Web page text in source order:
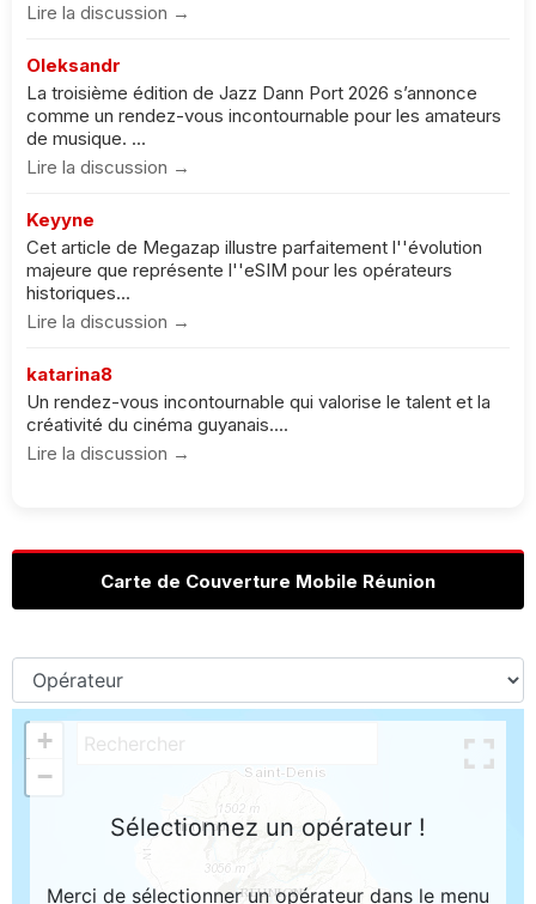
Lire la discussion →
Oleksandr
La troisième édition de Jazz Dann Port 2026 s’annonce
comme un rendez-vous incontournable pour les amateurs
de musique. ...
Lire la discussion →
Keyyne
Cet article de Megazap illustre parfaitement l''évolution
majeure que représente l''eSIM pour les opérateurs
historiques...
Lire la discussion →
katarina8
Un rendez-vous incontournable qui valorise le talent et la
créativité du cinéma guyanais....
Lire la discussion →
Carte de Couverture Mobile Réunion